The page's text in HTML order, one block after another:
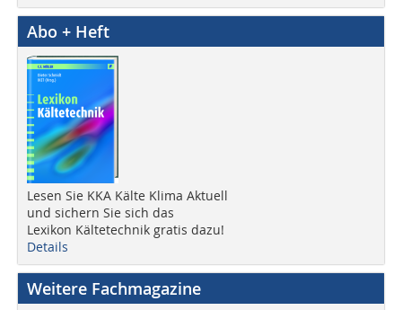
Abo + Heft
Lesen Sie KKA Kälte Klima Aktuell
und sichern Sie sich das
Lexikon Kältetechnik gratis dazu!
Details
Weitere Fachmagazine